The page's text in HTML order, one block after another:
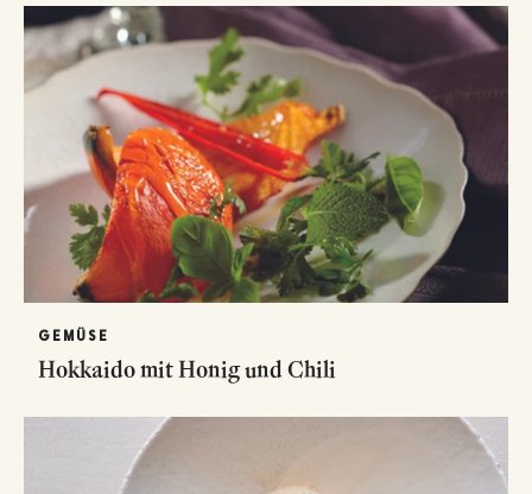
GEMÜSE
Hokkaido mit Honig und Chili